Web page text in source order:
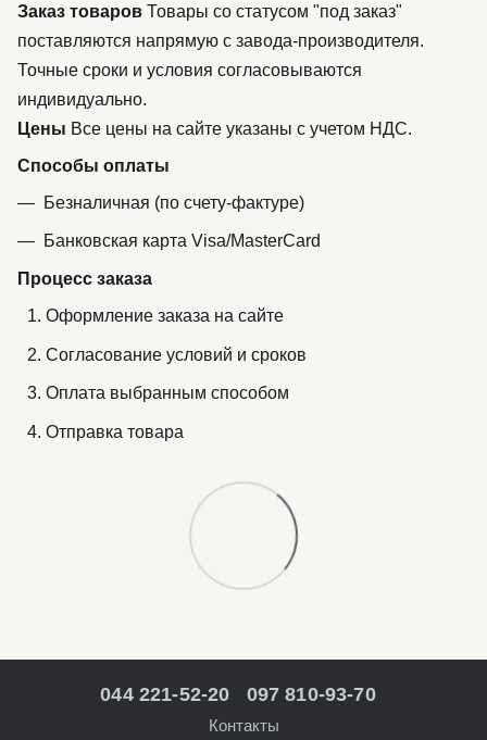
Заказ товаров Товары со статусом "под заказ"
поставляются напрямую с завода-производителя.
Точные сроки и условия согласовываются
индивидуально.
Цены Все цены на сайте указаны с учетом НДС.
Способы оплаты
Безналичная (по счету-фактуре)
Банковская карта Visa/MasterCard
Процесс заказа
Оформление заказа на сайте
Согласование условий и сроков
Оплата выбранным способом
Отправка товара
044 221-52-20 097 810-93-70
Контакты